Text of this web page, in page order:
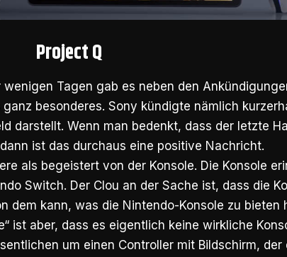
Project Q
Tagen gab es neben den
besonderes. Sony kündigte nämlich
darstellt. Wenn man bedenkt, dass der letzte
ist das durchaus eine positive Nachricht.
als begeistert von der Konsole. Die Konsole
Switch. Der Clou an der Sache ist, dass die
dem kann, was die Nintendo-Konsole zu bieten
ist aber, dass es eigentlich keine wirkliche
um einen Controller mit Bildschirm, der